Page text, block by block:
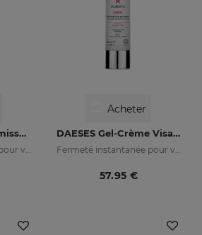
DAESES Gel Raffermissant Pour Le Cou
Fermeté instantanée pour votre peau
Acheter
DAESES Gel-Crème Visage Raffermissant
Fermeté instantanée pour votre peau
57.95 €